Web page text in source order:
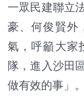
一眾民建聯立
豪、何俊賢外
氣，呼籲大家
隊，進入沙田
做有效的事」。